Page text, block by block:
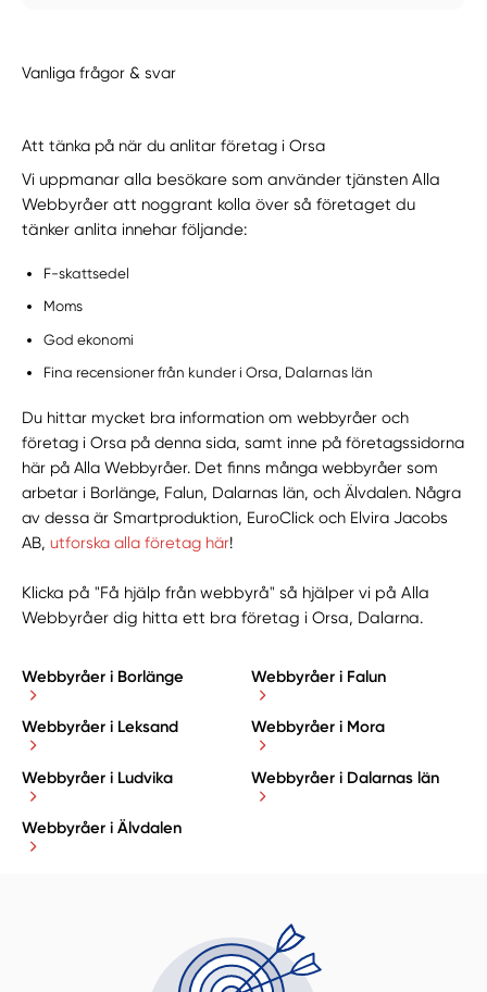
Vanliga frågor & svar
Att tänka på när du anlitar företag i Orsa
Vi uppmanar alla besökare som använder tjänsten Alla
Webbyråer att noggrant kolla över så företaget du
tänker anlita innehar följande:
F-skattsedel
Moms
God ekonomi
Fina recensioner från kunder i Orsa, Dalarnas län
Du hittar mycket bra information om webbyråer och
företag i Orsa på denna sida, samt inne på företagssidorna
här på Alla Webbyråer. Det finns många webbyråer som
arbetar i Borlänge, Falun, Dalarnas län, och Älvdalen. Några
av dessa är Smartproduktion, EuroClick och Elvira Jacobs
AB,utforska alla företag här!
Klicka på "Få hjälp från webbyrå" så hjälper vi på Alla
Webbyråer dig hitta ett bra företag i Orsa, Dalarna.
Webbyråer i Borlänge Webbyråer i Falun
Webbyråer i Leksand Webbyråer i Mora
Webbyråer i Ludvika Webbyråer i Dalarnas län
Webbyråer i Älvdalen